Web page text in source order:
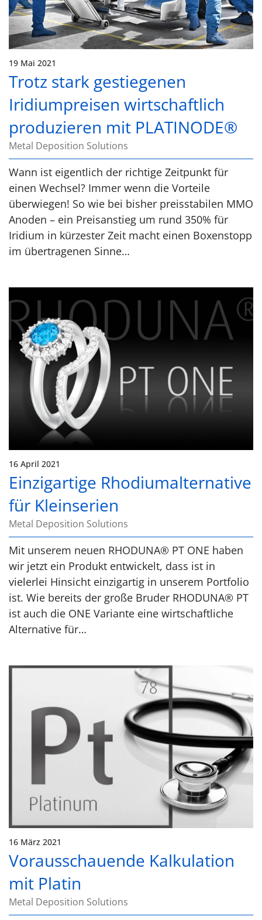
19 Mai 2021
Trotz stark gestiegenen
Iridiumpreisen wirtschaftlich
produzieren mit PLATINODE®
Metal Deposition Solutions
Wann ist eigentlich der richtige Zeitpunkt für
einen Wechsel? Immer wenn die Vorteile
überwiegen! So wie bei bisher preisstabilen MMO
Anoden – ein Preisanstieg um rund 350% für
Iridium in kürzester Zeit macht einen Boxenstopp
im übertragenen Sinne…
16 April 2021
Einzigartige Rhodiumalternative
für Kleinserien
Metal Deposition Solutions
Mit unserem neuen RHODUNA® PT ONE haben
wir jetzt ein Produkt entwickelt, dass ist in
vielerlei Hinsicht einzigartig in unserem Portfolio
ist. Wie bereits der große Bruder RHODUNA® PT
ist auch die ONE Variante eine wirtschaftliche
Alternative für…
16 März 2021
Vorausschauende Kalkulation
mit Platin
Metal Deposition Solutions